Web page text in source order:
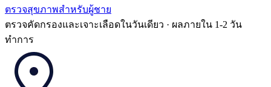
ตรวจสุขภาพสำหรับผู้ชาย
ตรวจคัดกรองและเจาะเลือดในวันเดียว · ผลภายใน 1-2 วัน
ทำการ